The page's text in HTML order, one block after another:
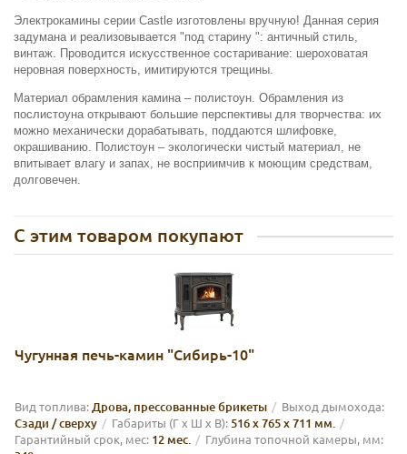
Электрокамины серии Castle изготовлены вручную! Данная серия
задумана и реализовывается "под старину ": античный стиль,
винтаж. Проводится искусственное состаривание: шероховатая
неровная поверхность, имитируются трещины.
Материал обрамления камина – полистоун. Обрамления из
послистоуна открывают большие перспективы для творчества: их
можно механически дорабатывать, поддаются шлифовке,
окрашиванию. Полистоун – экологически чистый материал, не
впитывает влагу и запах, не восприимчив к моющим средствам,
долговечен.
С этим товаром покупают
Чугунная печь-камин "Сибирь-10"
Вид топлива:Дрова, прессованные брикеты Выход дымохода:
Сзади / сверху Габариты (Г х Ш х В):516 х 765 х 711 мм.
Гарантийный срок, мес: 12 мес. Глубина топочной камеры, мм: